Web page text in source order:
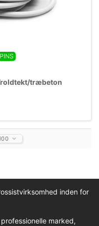
træbeton
inden for
marked,